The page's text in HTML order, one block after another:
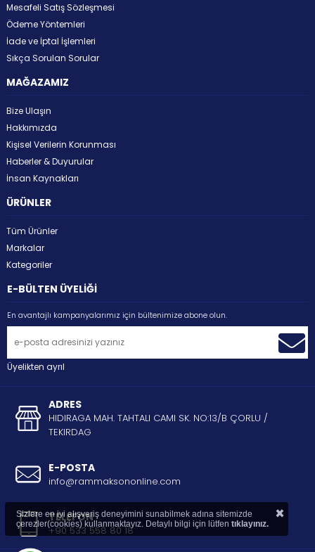
Mesafeli Satış Sözleşmesi
Ödeme Yöntemleri
İade ve İptal İşlemleri
Sıkça Sorulan Sorular
MAĞAZAMIZ
Bize Ulaşın
Hakkımızda
Kişisel Verilerin Korunması
Haberler & Duyurular
İnsan Kaynakları
ÜRÜNLER
Tüm Ürünler
Markalar
Kategoriler
E-BÜLTEN ÜYELİĞİ
En avantajlı kampanyalarımız için bültenimize abone olun.
Üyelikten ayrıl
ADRES
HIDIRAGA MAH. TAHTALI CAMI SK. NO:13/B ÇORLU /
TEKIRDAG
E-POSTA
info@rammaksononline.com
TELEFON
+90 533 558 80 18
Sizlere en iyi alışveriş deneyimini sunabilmek adına sitemizde
çerezler(cookies) kullanmaktayız. Detaylı bilgi için lütfen tıklayınız. ×